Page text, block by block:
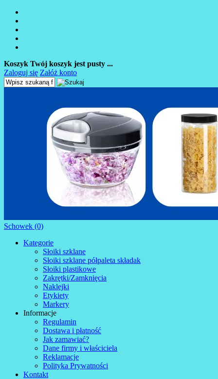
Koszyk Twój koszyk jest pusty ...
Zaloguj się Załóż konto
Schowek (0)
Kategorie
Słoiki szklane
Słoiki szklane półpaleta składak
Słoiki plastikowe
Zakrętki/Zamknięcia
Naklejki
Etykiety
Markery
Informacje
Regulamin
Dostawa i płatność
Jak zamawiać?
Dane firmy i właściciela
Reklamacje
Polityka Prywatności
Kontakt